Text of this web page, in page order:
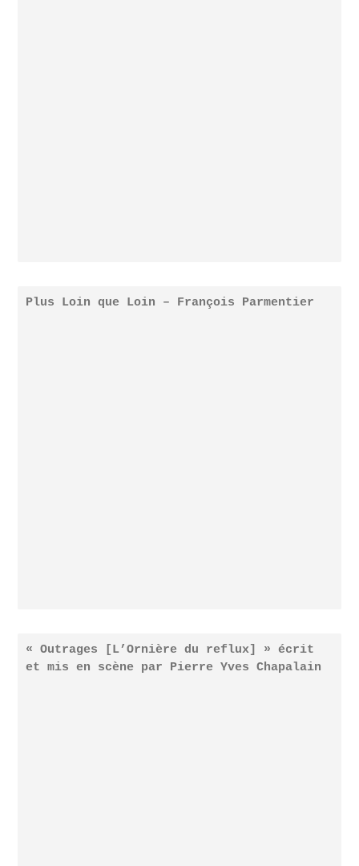
Plus Loin que Loin – François Parmentier
« Outrages [L’Ornière du reflux] » écrit
et mis en scène par Pierre Yves Chapalain